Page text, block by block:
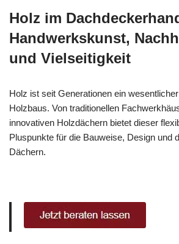
Holz im
Handwerkskunst,
und Vielseitigkeit
Holz ist seit Generationen ein
Holzbaus. Von traditionellen
innovativen Holzdächern bietet dieser
Pluspunkte für die Bauweise, Design und
Dächern.